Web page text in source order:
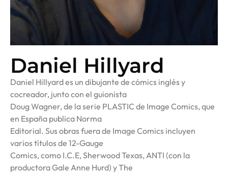
Daniel Hillyard
Daniel Hillyard es un dibujante de cómics inglés y
cocreador, junto con el guionista
Doug Wagner, de la serie PLASTIC de Image Comics, que
en España publica Norma
Editorial. Sus obras fuera de Image Comics incluyen
varios títulos de 12-Gauge
Comics, como I.C.E, Sherwood Texas, ANTI (con la
productora Gale Anne Hurd) y The